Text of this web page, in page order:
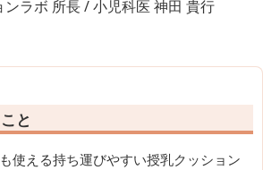
ラボ 所長 / 小児科医 神田 貴行
と
使える持ち運びやすい授乳クッション